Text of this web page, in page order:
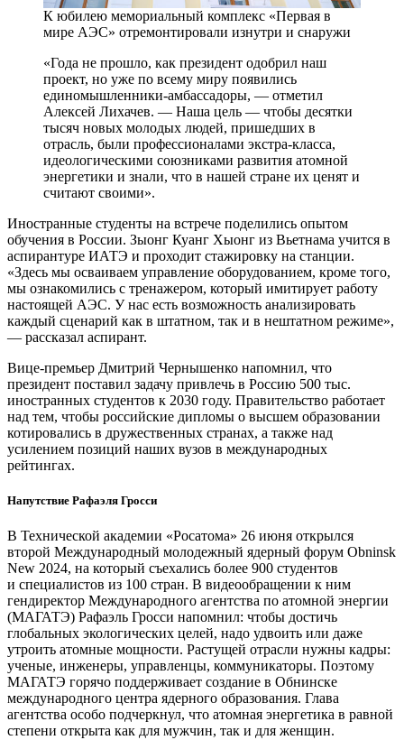
К юбилею мемориальный комплекс «Первая в
мире АЭС» отремонтировали изнутри и снаружи
«Года не прошло, как президент одобрил наш
проект, но уже по всему миру появились
единомышленники-амбассадоры, — отметил
Алексей Лихачев. — Наша цель — чтобы десятки
тысяч новых молодых людей, пришедших в
отрасль, были профессионалами экстра-класса,
идеологическими союзниками развития атомной
энергетики и знали, что в нашей стране их ценят и
считают своими».
Иностранные студенты на встрече поделились опытом
обучения в России. Зыонг Куанг Хыонг из Вьетнама учится в
аспирантуре ИАТЭ и проходит стажировку на станции.
«Здесь мы осваиваем управление оборудованием, кроме того,
мы ознакомились с тренажером, который имитирует работу
настоящей АЭС. У нас есть возможность анализировать
каждый сценарий как в штатном, так и в нештатном режиме»,
— рассказал аспирант.
Вице-премьер Дмитрий Чернышенко напомнил, что
президент поставил задачу привлечь в Россию 500 тыс.
иностранных студентов к 2030 году. Правительство работает
над тем, чтобы российские дипломы о высшем образовании
котировались в дружественных странах, а также над
усилением позиций наших вузов в международных
рейтингах.
Напутствие Рафаэля Гросси
В Технической академии «Росатома» 26 июня открылся
второй Международный молодежный ядерный форум Obninsk
New 2024, на который съехались более 900 студентов
и специалистов из 100 стран. В видеообращении к ним
гендиректор Международного агентства по атомной энергии
(МАГАТЭ) Рафаэль Гросси напомнил: чтобы достичь
глобальных экологических целей, надо удвоить или даже
утроить атомные мощности. Растущей отрасли нужны кадры:
ученые, инженеры, управленцы, коммуникаторы. Поэтому
МАГАТЭ горячо поддерживает создание в Обнинске
международного центра ядерного образования. Глава
агентства особо подчеркнул, что атомная энергетика в равной
степени открыта как для мужчин, так и для женщин.